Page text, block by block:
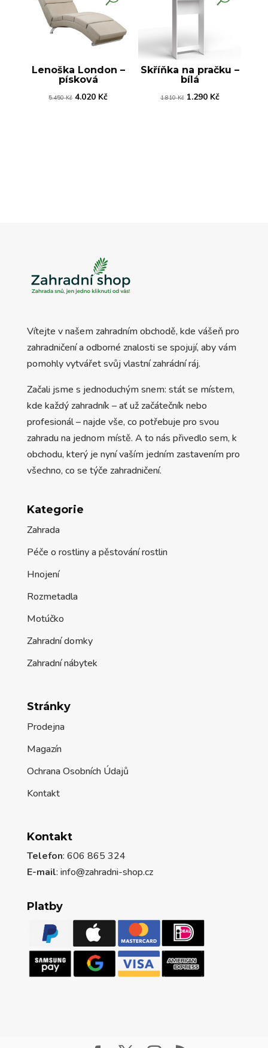
Lenoška London –
písková
5.450Kč Původní
4.020 KčAktuální
Skříňka na pračku –
bílá
1.810Kč Původní
1.290 KčAktuální
Vítejte v našem zahradním obchodě, kde vášeň pro
zahradničení a odborné znalosti se spojují, aby vám
pomohly vytvářet svůj vlastní zahrádní ráj.
Začali jsme s jednoduchým snem: stát se místem,
kde každý zahradník – ať už začátečník nebo
profesionál – najde vše, co potřebuje pro svou
zahradu na jednom místě. A to nás přivedlo sem, k
obchodu, který je nyní vaším jedním zastavením pro
všechno, co se týče zahradničení.
Kategorie
Zahrada
Péče o rostliny a pěstování rostlin
Hnojení
Rozmetadla
Motúčko
Zahradní domky
Zahradní nábytek
Stránky
Prodejna
Magazín
Ochrana Osobních Údajů
Kontakt
Kontakt
Telefon: 606 865 324
E-mail: info@zahradni-shop.cz
Platby